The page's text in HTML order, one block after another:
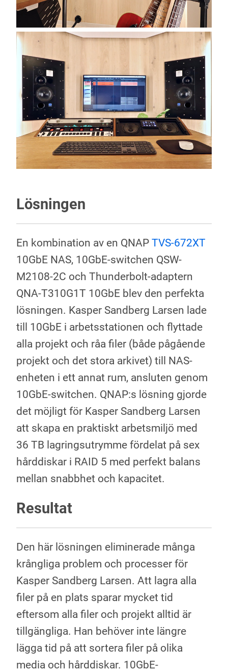
Lösningen
En kombination av en QNAP TVS-672XT
10GbE NAS, 10GbE-switchen QSW-
M2108-2C och Thunderbolt-adaptern
QNA-T310G1T 10GbE blev den perfekta
lösningen. Kasper Sandberg Larsen lade
till 10GbE i arbetsstationen och flyttade
alla projekt och råa filer (både pågående
projekt och det stora arkivet) till NAS-
enheten i ett annat rum, ansluten genom
10GbE-switchen. QNAP:s lösning gjorde
det möjligt för Kasper Sandberg Larsen
att skapa en praktiskt arbetsmiljö med
36 TB lagringsutrymme fördelat på sex
hårddiskar i RAID 5 med perfekt balans
mellan snabbhet och kapacitet.
Resultat
Den här lösningen eliminerade många
krångliga problem och processer för
Kasper Sandberg Larsen. Att lagra alla
filer på en plats sparar mycket tid
eftersom alla filer och projekt alltid är
tillgängliga. Han behöver inte längre
lägga tid på att sortera filer på olika
media och hårddiskar. 10GbE-